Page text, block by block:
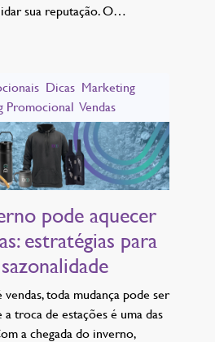
sua reputação. O…
Dicas Marketing
Promocional Vendas
pode aquecer
estratégias para
toda mudança pode ser
troca de estações é uma das
a chegada do inverno,